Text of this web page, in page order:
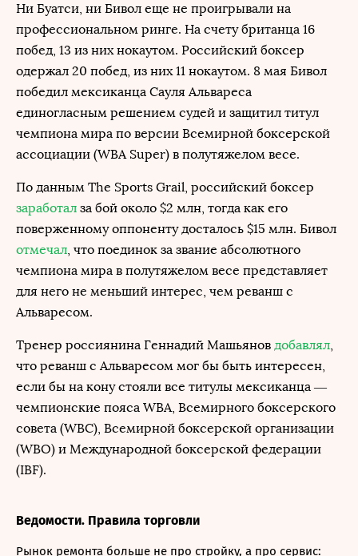
Ни Буатси, ни Бивол еще не проигрывали на
профессиональном ринге. На счету британца 16
побед, 13 из них нокаутом. Российский боксер
одержал 20 побед, из них 11 нокаутом. 8 мая Бивол
победил мексиканца Сауля Альвареса
единогласным решением судей и защитил титул
чемпиона мира по версии Всемирной боксерской
ассоциации (WBA Super) в полутяжелом весе.
По данным The Sports Grail, российский боксер
заработал за бой около $2 млн, тогда как его
поверженному оппоненту досталось $15 млн. Бивол
отмечал, что поединок за звание абсолютного
чемпиона мира в полутяжелом весе представляет
для него не меньший интерес, чем реванш с
Альваресом.
Тренер россиянина Геннадий Машьянов добавлял,
что реванш с Альваресом мог бы быть интересен,
если бы на кону стояли все титулы мексиканца —
чемпионские пояса WBA, Всемирного боксерского
совета (WBC), Всемирной боксерской организации
(WBO) и Международной боксерской федерации
(IBF).
Ведомости. Правила торговли
Рынок ремонта больше не про стройку, а про сервис: